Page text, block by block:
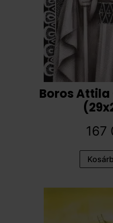
Boros
167